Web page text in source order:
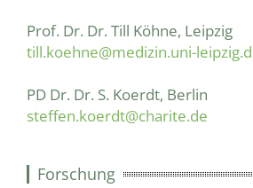
Prof. Dr. Dr. Till Köhne,
till.koehne@medizin.uni-
PD Dr. Dr. S. Koerdt, Berlin
steffen.koerdt@charite.de
Forschung